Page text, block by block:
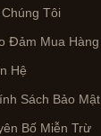
Tôi
Đảm Mua Hàng
Hệ
Sách Bảo Mật
Bố Miễn Trừ